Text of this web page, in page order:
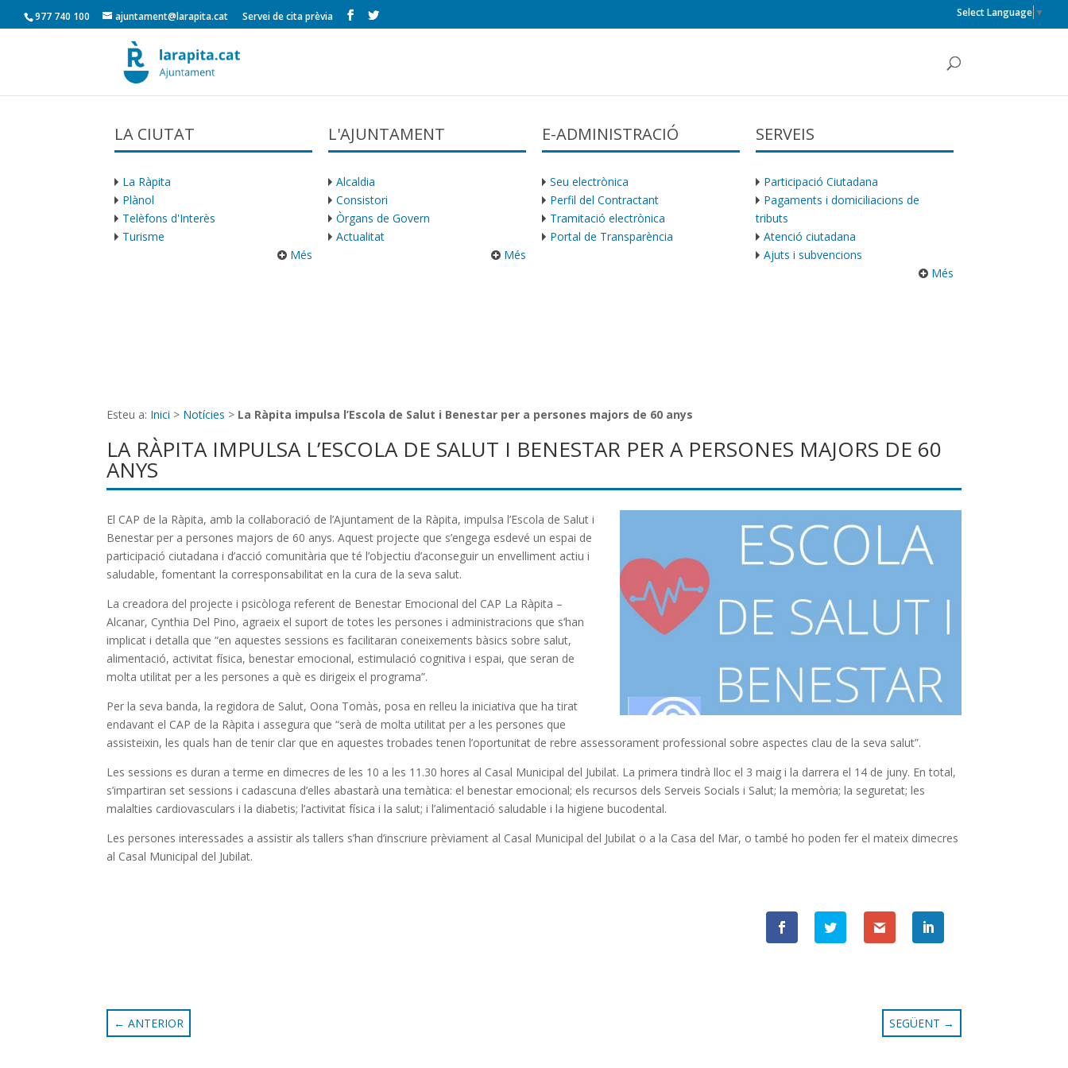
977 740 100 ajuntament@larapita.cat Servei de cita prèvia Select Language ▼
LA CIUTAT
La Ràpita
Plànol
Telèfons d'Interès
Turisme
Més
L'AJUNTAMENT
Alcaldia
Consistori
Òrgans de Govern
Actualitat
Més
E-ADMINISTRACIÓ
Seu electrònica
Perfil del Contractant
Tramitació electrònica
Portal de Transparència
SERVEIS
Participació Ciutadana
Pagaments i domiciliacions de
tributs
Atenció ciutadana
Ajuts i subvencions
Més
Esteu a: Inici > Notícies > La Ràpita impulsa l’Escola de Salut i Benestar per a persones majors de 60 anys
LA RÀPITA IMPULSA L’ESCOLA DE SALUT I BENESTAR PER A PERSONES MAJORS DE 60
ANYS
El CAP de la Ràpita, amb la col·laboració de l’Ajuntament de la Ràpita, impulsa l’Escola de Salut i
Benestar per a persones majors de 60 anys. Aquest projecte que s’engega esdevé un espai de
participació ciutadana i d’acció comunitària que té l’objectiu d’aconseguir un envelliment actiu i
saludable, fomentant la corresponsabilitat en la cura de la seva salut.
La creadora del projecte i psicòloga referent de Benestar Emocional del CAP La Ràpita –
Alcanar, Cynthia Del Pino, agraeix el suport de totes les persones i administracions que s’han
implicat i detalla que “en aquestes sessions es facilitaran coneixements bàsics sobre salut,
alimentació, activitat física, benestar emocional, estimulació cognitiva i espai, que seran de
molta utilitat per a les persones a què es dirigeix el programa”.
Per la seva banda, la regidora de Salut, Oona Tomàs, posa en relleu la iniciativa que ha tirat
endavant el CAP de la Ràpita i assegura que “serà de molta utilitat per a les persones que
assisteixin, les quals han de tenir clar que en aquestes trobades tenen l’oportunitat de rebre assessorament professional sobre aspectes clau de la seva salut”.
Les sessions es duran a terme en dimecres de les 10 a les 11.30 hores al Casal Municipal del Jubilat. La primera tindrà lloc el 3 maig i la darrera el 14 de juny. En total,
s’impartiran set sessions i cadascuna d’elles abastarà una temàtica: el benestar emocional; els recursos dels Serveis Socials i Salut; la memòria; la seguretat; les
malalties cardiovasculars i la diabetis; l’activitat física i la salut; i l’alimentació saludable i la higiene bucodental.
Les persones interessades a assistir als tallers s’han d’inscriure prèviament al Casal Municipal del Jubilat o a la Casa del Mar, o també ho poden fer el mateix dimecres
al Casal Municipal del Jubilat.
←ANTERIOR SEGÜENT →